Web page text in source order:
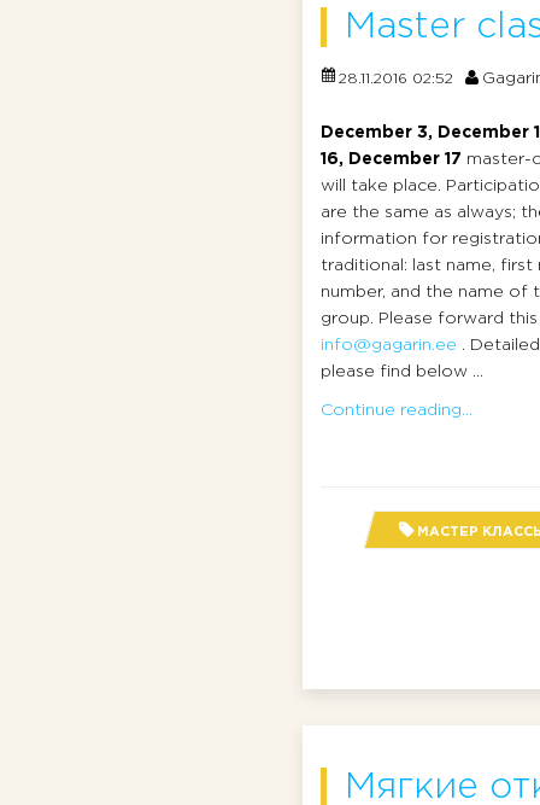
Master
28.11.2016 02:52
December 3, December
16, December 17 master-
will take place.
are the same as always;
information for
traditional: last name, first
number, and the name of
group. Please forward
info@gagarin.ee .
please find below ...
Continue reading...
МАСТЕР
Мягкие